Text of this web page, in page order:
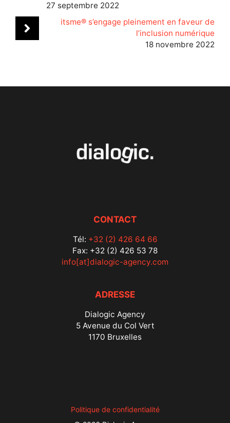
27 septembre 2022
itsme® s’engage pleinement en faveur de
l’inclusion numérique
18 novembre 2022
CONTACT
Tél: +32 (2) 426 64 66
Fax: +32 (2) 426 53 78
info[at]dialogic-agency.com
ADRESSE
Dialogic Agency
5 Avenue du Col Vert
1170 Bruxelles
Politique de confidentialité